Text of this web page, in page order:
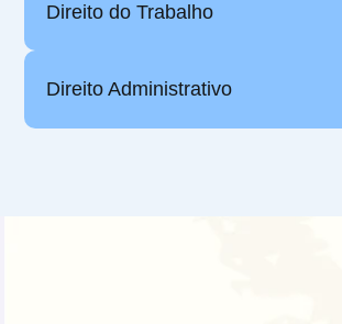
Direito do Trabalho
Direito Administrativo